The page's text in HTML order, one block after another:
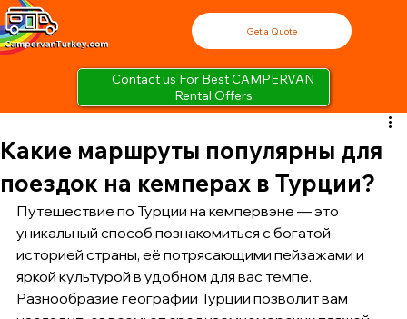
Contact us For Best CAMPERVAN
Rental Offers
Get a Quote
Какие маршруты популярны для
поездок на кемперах в Турции?
Путешествие по Турции на кемпервэне — это
уникальный способ познакомиться с богатой
историей страны, её потрясающими пейзажами и
яркой культурой в удобном для вас темпе.
Разнообразие географии Турции позволит вам